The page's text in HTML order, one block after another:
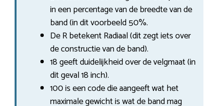
in een percentage van de breedte van de
band (in dit voorbeeld 50%.
De R betekent Radiaal (dit zegt iets over
de constructie van de band).
18 geeft duidelijkheid over de velgmaat (in
dit geval 18 inch).
100 is een code die aangeeft wat het
maximale gewicht is wat de band mag